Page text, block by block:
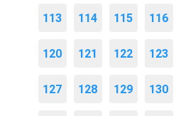
113 114 115 116
120 121 122 123
127 128 129 130